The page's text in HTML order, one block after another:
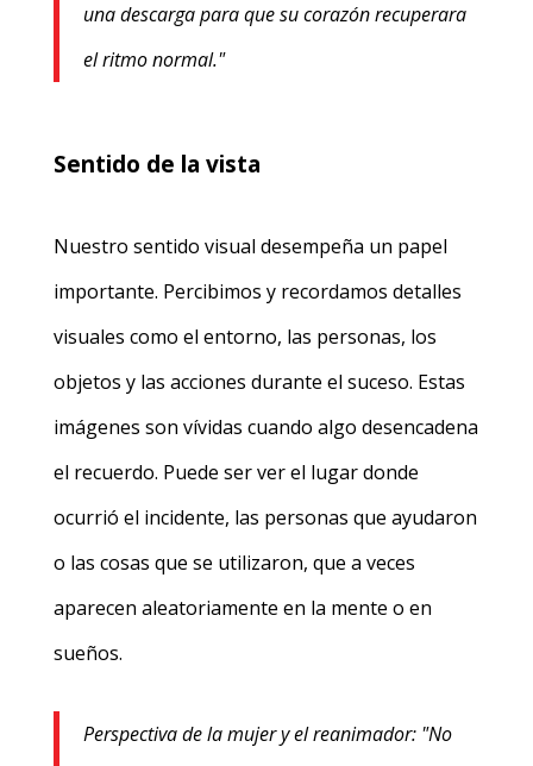
una descarga para que su corazón recuperara
el ritmo normal."
Sentido de la vista
Nuestro sentido visual desempeña un papel
importante. Percibimos y recordamos detalles
visuales como el entorno, las personas, los
objetos y las acciones durante el suceso. Estas
imágenes son vívidas cuando algo desencadena
el recuerdo. Puede ser ver el lugar donde
ocurrió el incidente, las personas que ayudaron
o las cosas que se utilizaron, que a veces
aparecen aleatoriamente en la mente o en
sueños.
Perspectiva de la mujer y el reanimador: "No